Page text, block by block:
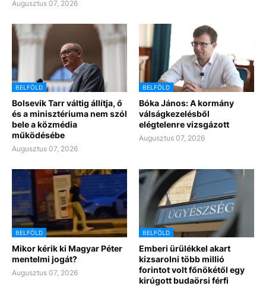
Augusztus 07, 2026
BELFÖLD
Bolsevik Tarr váltig állítja, ő
és a minisztériuma nem szól
bele a közmédia
működésébe
Augusztus 07, 2026
BELFÖLD
Bóka János: A kormány
válságkezelésből
elégtelenre vizsgázott
Augusztus 07, 2026
BELFÖLD
Mikor kérik ki Magyar Péter
mentelmi jogát?
Augusztus 07, 2026
BELFÖLD
Emberi ürülékkel akart
kizsarolni több millió
forintot volt főnökétől egy
kirúgott budaörsi férfi